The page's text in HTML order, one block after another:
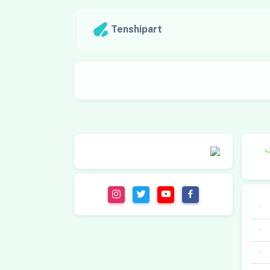
Tenshipart
·
·
·